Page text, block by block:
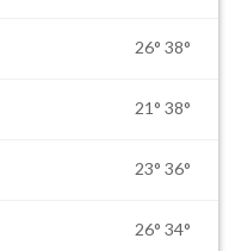
26° 38°
21° 38°
23° 36°
26° 34°